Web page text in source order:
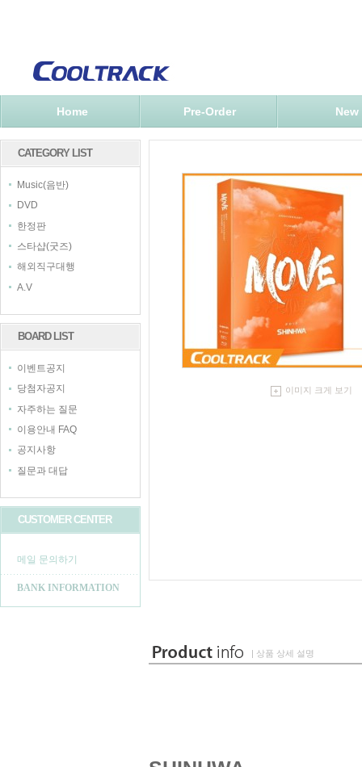
Home Pre-Order New
CATEGORY LIST
Music(음반)
DVD
한정판
스타샵(굿즈)
해외직구대행
A.V
BOARD LIST
이벤트공지
당첨자공지
자주하는 질문
이용안내 FAQ
공지사항
질문과 대답
CUSTOMER CENTER
메일 문의하기
BANK INFORMATION
이미지 크게 보기
| 상품 상세 설명